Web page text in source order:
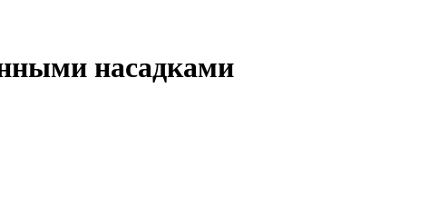
насадками